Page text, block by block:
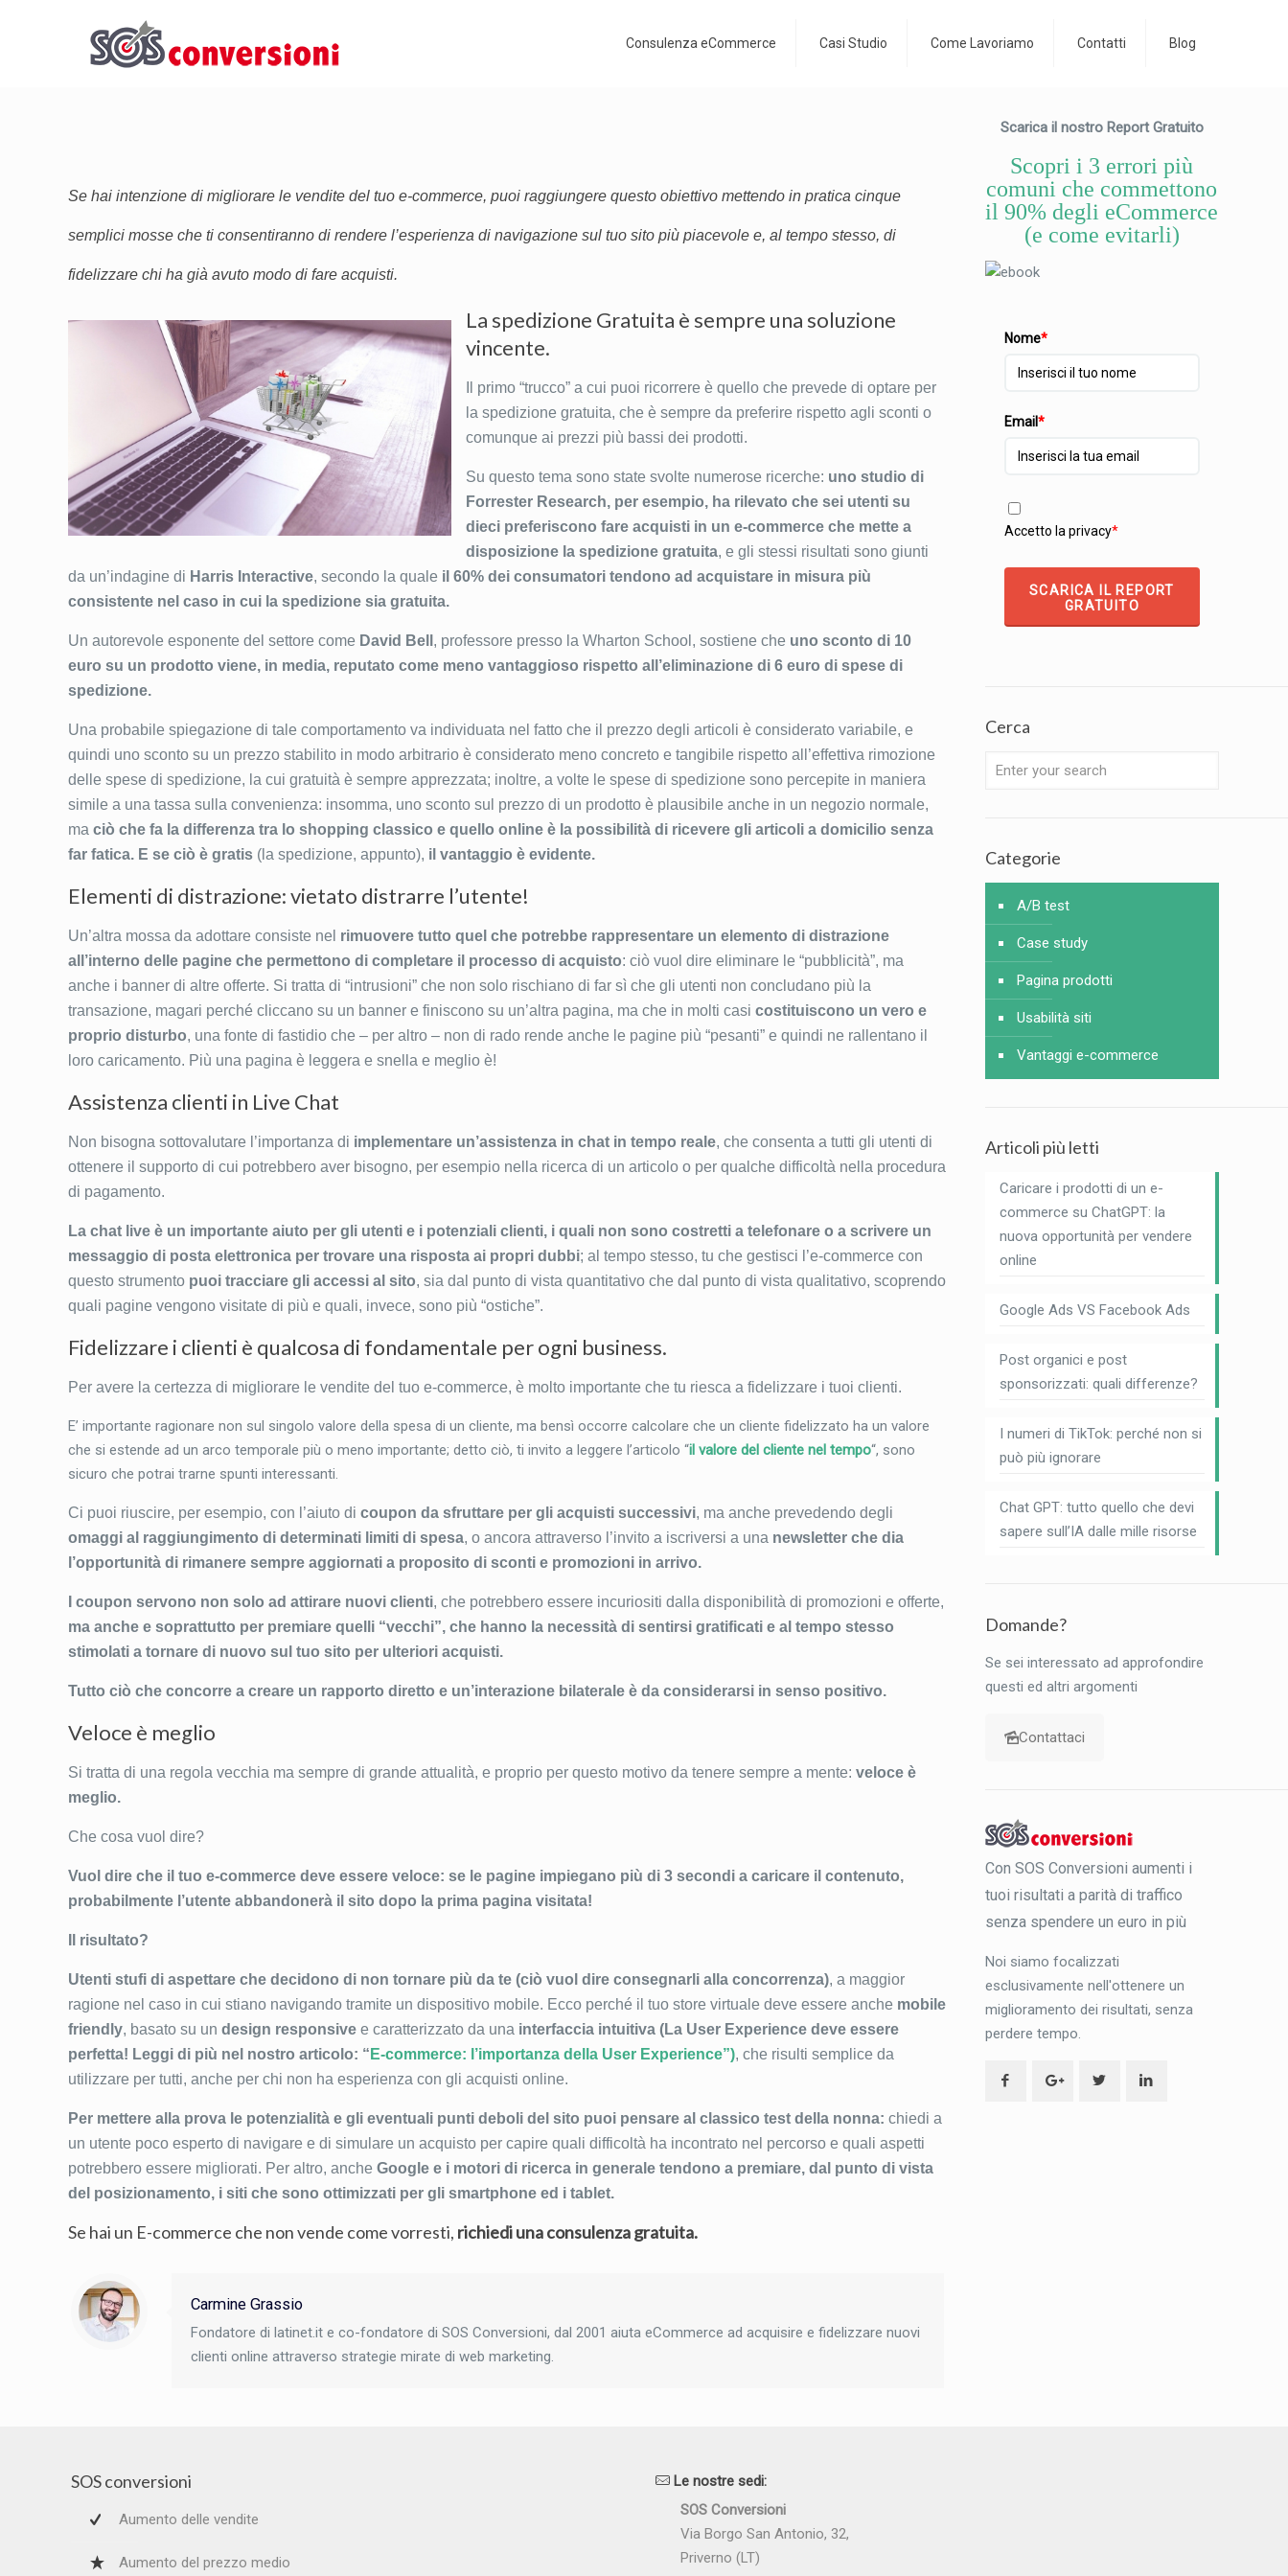
Consulenza eCommerce Casi Studio Come Lavoriamo Contatti Blog
Se hai intenzione di migliorare le vendite del tuo e-commerce, puoi raggiungere questo obiettivo mettendo in pratica cinque
semplici mosse che ti consentiranno di rendere l’esperienza di navigazione sul tuo sito più piacevole e, al tempo stesso, di
fidelizzare chi ha già avuto modo di fare acquisti.
La spedizione Gratuita è sempre una soluzione
vincente.
Il primo “trucco” a cui puoi ricorrere è quello che prevede di optare per
la spedizione gratuita, che è sempre da preferire rispetto agli sconti o
comunque ai prezzi più bassi dei prodotti.
Su questo tema sono state svolte numerose ricerche: uno studio di
Forrester Research, per esempio, ha rilevato che sei utenti su
dieci preferiscono fare acquisti in un e-commerce che mette a
disposizione la spedizione gratuita, e gli stessi risultati sono giunti
da un’indagine di Harris Interactive, secondo la quale il 60% dei consumatori tendono ad acquistare in misura più
consistente nel caso in cui la spedizione sia gratuita.
Un autorevole esponente del settore come David Bell , professore presso la Wharton School, sostiene che uno sconto di 10
euro su un prodotto viene, in media, reputato come meno vantaggioso rispetto all’eliminazione di 6 euro di spese di
spedizione.
Una probabile spiegazione di tale comportamento va individuata nel fatto che il prezzo degli articoli è considerato variabile, e
quindi uno sconto su un prezzo stabilito in modo arbitrario è considerato meno concreto e tangibile rispetto all’effettiva rimozione
delle spese di spedizione, la cui gratuità è sempre apprezzata; inoltre, a volte le spese di spedizione sono percepite in maniera
simile a una tassa sulla convenienza: insomma, uno sconto sul prezzo di un prodotto è plausibile anche in un negozio normale,
maciò che fa la differenza tra lo shopping classico e quello online è la possibilità di ricevere gli articoli a domicilio senza
far fatica. E se ciò è gratis (la spedizione, appunto), il vantaggio è evidente.
Elementi di distrazione: vietato distrarre l’utente!
Un’altra mossa da adottare consiste nel rimuovere tutto quel che potrebbe rappresentare un elemento di distrazione
all’interno delle pagine che permettono di completare il processo di acquisto: ciò vuol dire eliminare le “pubblicità”, ma
anche i banner di altre offerte. Si tratta di “intrusioni” che non solo rischiano di far sì che gli utenti non concludano più la
transazione, magari perché cliccano su un banner e finiscono su un’altra pagina, ma che in molti casicostituiscono un vero e
proprio disturbo, una fonte di fastidio che – per altro – non di rado rende anche le pagine più “pesanti” e quindi ne rallentano il
loro caricamento. Più una pagina è leggera e snella e meglio è!
Assistenza clienti in Live Chat
Non bisogna sottovalutare l’importanza di implementare un’assistenza in chat in tempo reale, che consenta a tutti gli utenti di
ottenere il supporto di cui potrebbero aver bisogno, per esempio nella ricerca di un articolo o per qualche difficoltà nella procedura
di pagamento.
La chat live è un importante aiuto per gli utenti e i potenziali clienti, i quali non sono costretti a telefonare o a scrivere un
messaggio di posta elettronica per trovare una risposta ai propri dubbi; al tempo stesso, tu che gestisci l’e-commerce con
questo strumento puoi tracciare gli accessi al sito, sia dal punto di vista quantitativo che dal punto di vista qualitativo, scoprendo
quali pagine vengono visitate di più e quali, invece, sono più “ostiche”.
Fidelizzare i clienti è qualcosa di fondamentale per ogni business.
Per avere la certezza di migliorare le vendite del tuo e-commerce, è molto importante che tu riesca a fidelizzare i tuoi clienti.
E’ importante ragionare non sul singolo valore della spesa di un cliente, ma bensì occorre calcolare che un cliente fidelizzato ha un valore
che si estende ad un arco temporale più o meno importante; detto ciò, ti invito a leggere l’articolo “il valore del cliente nel tempo“, sono
sicuro che potrai trarne spunti interessanti.
Ci puoi riuscire, per esempio, con l’aiuto dicoupon da sfruttare per gli acquisti successivi, ma anche prevedendo degli
omaggi al raggiungimento di determinati limiti di spesa, o ancora attraverso l’invito a iscriversi a una newsletter che dia
l’opportunità di rimanere sempre aggiornati a proposito di sconti e promozioni in arrivo.
I coupon servono non solo ad attirare nuovi clienti, che potrebbero essere incuriositi dalla disponibilità di promozioni e offerte,
ma anche e soprattutto per premiare quelli “vecchi”, che hanno la necessità di sentirsi gratificati e al tempo stesso
stimolati a tornare di nuovo sul tuo sito per ulteriori acquisti.
Tutto ciò che concorre a creare un rapporto diretto e un’interazione bilaterale è da considerarsi in senso positivo.
Veloce è meglio
Si tratta di una regola vecchia ma sempre di grande attualità, e proprio per questo motivo da tenere sempre a mente:veloce è
meglio.
Che cosa vuol dire?
Vuol dire che il tuo e-commerce deve essere veloce: se le pagine impiegano più di 3 secondi a caricare il contenuto,
probabilmente l’utente abbandonerà il sito dopo la prima pagina visitata!
Il risultato?
Utenti stufi di aspettare che decidono di non tornare più da te (ciò vuol dire consegnarli alla concorrenza), a maggior
ragione nel caso in cui stiano navigando tramite un dispositivo mobile. Ecco perché il tuo store virtuale deve essere anche mobile
friendly, basato su undesign responsive e caratterizzato da una interfaccia intuitiva (La User Experience deve essere
perfetta! Leggi di più nel nostro articolo: “ E-commerce: l’importanza della User Experience”), che risulti semplice da
utilizzare per tutti, anche per chi non ha esperienza con gli acquisti online.
Per mettere alla prova le potenzialità e gli eventuali punti deboli del sito puoi pensare al classico test della nonna: chiedi a
un utente poco esperto di navigare e di simulare un acquisto per capire quali difficoltà ha incontrato nel percorso e quali aspetti
potrebbero essere migliorati. Per altro, ancheGoogle e i motori di ricerca in generale tendono a premiare, dal punto di vista
del posizionamento, i siti che sono ottimizzati per gli smartphone ed i tablet.
Se hai un E-commerce che non vende come vorresti, richiedi una consulenza gratuita.
Carmine Grassio
Fondatore di latinet.it e co-fondatore di SOS Conversioni, dal 2001 aiuta eCommerce ad acquisire e fidelizzare nuovi
clienti online attraverso strategie mirate di web marketing.
Scarica il nostro Report Gratuito
Scopri i 3 errori più
comuni che commettono
il 90% degli eCommerce
(e come evitarli)
Nome*
Email*
Accetto la privacy*
SCARICA IL REPORT
GRATUITO
Cerca
Categorie
A/B test
Case study
Pagina prodotti
Usabilità siti
Vantaggi e-commerce
Articoli più letti
Caricare i prodotti di un e-
commerce su ChatGPT: la
nuova opportunità per vendere
online
Google Ads VS Facebook Ads
Post organici e post
sponsorizzati: quali differenze?
I numeri di TikTok: perché non si
può più ignorare
Chat GPT: tutto quello che devi
sapere sull’IA dalle mille risorse
Domande?
Se sei interessato ad approfondire
questi ed altri argomenti
Contattaci
Con SOS Conversioni aumenti i
tuoi risultati a parità di traffico
senza spendere un euro in più
Noi siamo focalizzati
esclusivamente nell'ottenere un
miglioramento dei risultati, senza
perdere tempo.
SOS conversioni
Aumento delle vendite
Aumento del prezzo medio
Le nostre sedi:
SOS Conversioni
Via Borgo San Antonio, 32,
Priverno (LT)